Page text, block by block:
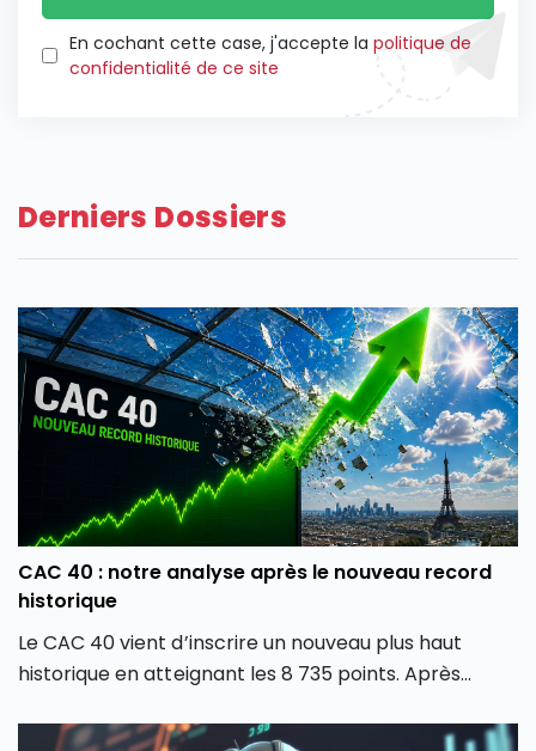
En cochant cette case, j'accepte la politique de
confidentialité de ce site
Derniers Dossiers
CAC 40 : notre analyse après le nouveau record
historique
Le CAC 40 vient d’inscrire un nouveau plus haut
historique en atteignant les 8 735 points. Après
parisien semble avoir retrouvé une dynamique